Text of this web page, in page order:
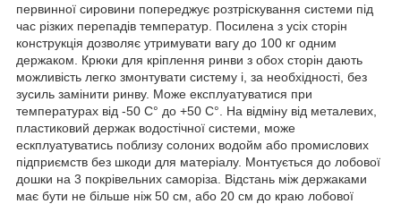
первинної сировини попереджує розтріскування системи під
час різких перепадів температур. Посилена з усіх сторін
конструкція дозволяє утримувати вагу до 100 кг одним
держаком. Крюки для кріплення ринви з обох сторін дають
можливість легко змонтувати систему і, за необхідності, без
зусиль замінити ринву. Може експлуатуватися при
температурах від -50 С° до +50 С°. На відміну від металевих,
пластиковий держак водостічної системи, може
ескплуатуватись поблизу солоних водойм або промислових
підприємств без шкоди для матеріалу. Монтується до лобової
дошки на 3 покрівельних саморіза. Відстань між держаками
має бути не більше ніж 50 см, або 20 см до краю лобової